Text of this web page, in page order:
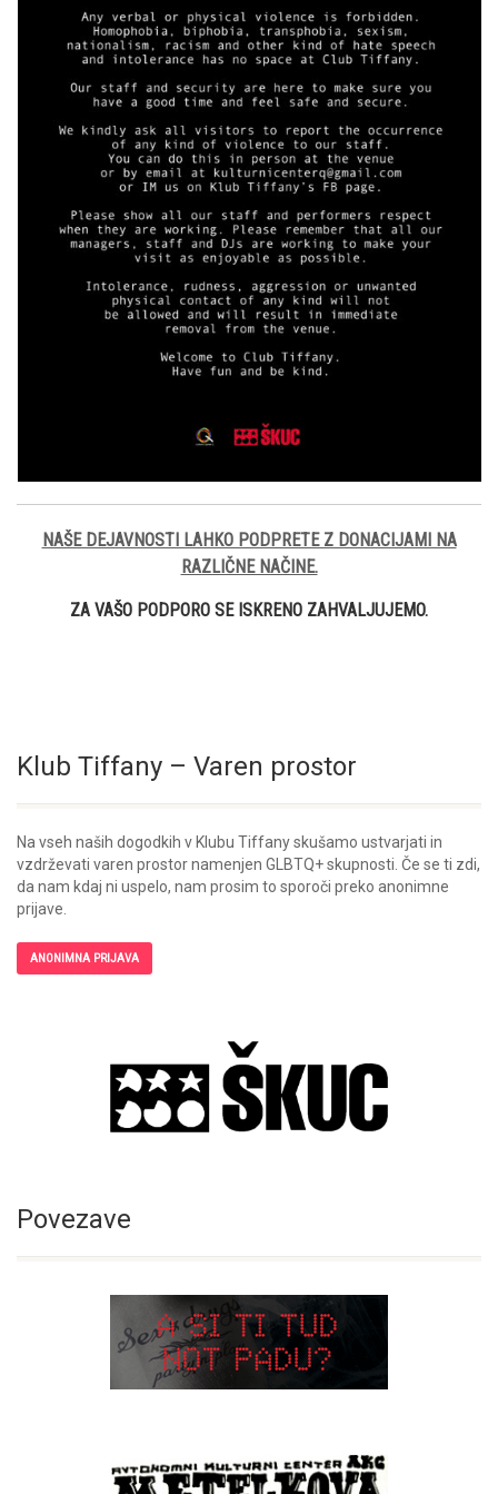
NAŠE DEJAVNOSTI LAHKO PODPRETE Z DONACIJAMI NA
RAZLIČNE NAČINE.
ZA VAŠO PODPORO SE ISKRENO ZAHVALJUJEMO.
Klub Tiffany – Varen prostor
Na vseh naših dogodkih v Klubu Tiffany skušamo ustvarjati in
vzdrževati varen prostor namenjen GLBTQ+ skupnosti. Če se ti zdi,
da nam kdaj ni uspelo, nam prosim to sporoči preko anonimne
prijave.
ANONIMNA PRIJAVA
Povezave